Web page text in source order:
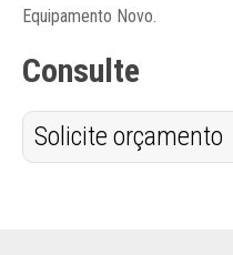
Equipamento Novo.
Consulte
Solicite orçamento